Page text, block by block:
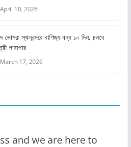
April 10, 2026
ভোমরা স্থলবন্দরে বাণিজ্য বন্ধ ১০ দিন, চলবে
পারাপার
March 17, 2026
and we are here to